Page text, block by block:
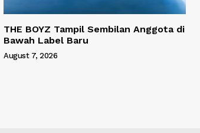
THE BOYZ Tampil Sembilan Anggota di
Bawah Label Baru
August 7, 2026